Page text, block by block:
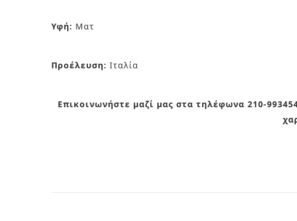
Υφή: Ματ
Προέλευση: Ιταλία
Επικοινωνήστε μαζί μας στα τηλέφωνα 210-